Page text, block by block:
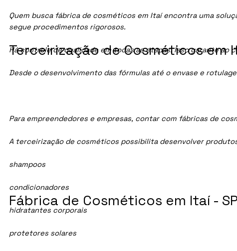
Quem busca fábrica de cosméticos em Itaí encontra uma
segue procedimentos rigorosos.
Há controle de qualidade em todas as etapas. Isso garante
Desde o desenvolvimento das fórmulas até o envase e
Para empreendedores e empresas, contar com fábricas de
A terceirização de cosméticos possibilita desenvolver
shampoos
condicionadores
hidratantes corporais
protetores solares
Fábrica de Cosméticos em Itaí -
Terceirização de Cosméticos em